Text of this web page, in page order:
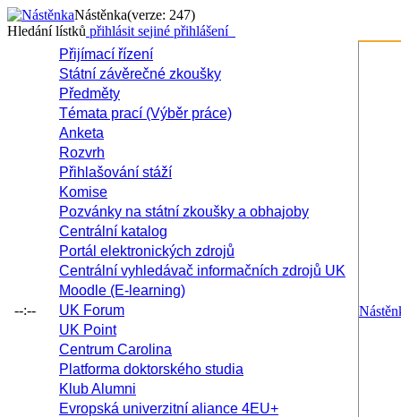
Nástěnka(verze: 247)
Hledání lístků přihlásit sejiné přihlášení
--:--
Přijímací řízení
Státní závěrečné zkoušky
Předměty
Témata prací (Výběr práce)
Anketa
Rozvrh
Přihlašování stáží
Komise
Pozvánky na státní zkoušky a obhajoby
Centrální katalog
Portál elektronických zdrojů
Centrální vyhledávač informačních zdrojů UK
Moodle (E-learning)
UK Forum
UK Point
Centrum Carolina
Platforma doktorského studia
Klub Alumni
Evropská univerzitní aliance 4EU+